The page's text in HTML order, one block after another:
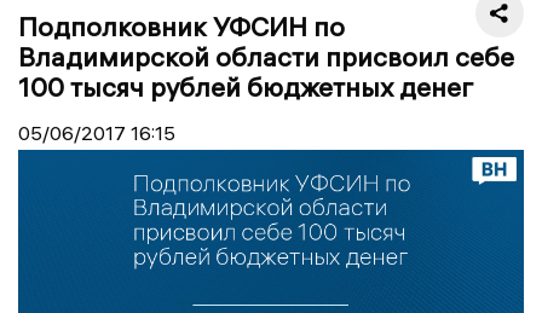
Подполковник УФСИН по
Владимирской области присвоил себе
100 тысяч рублей бюджетных денег
05/06/2017 16:15